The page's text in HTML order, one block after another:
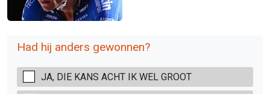
Had hij anders gewonnen?
JA, DIE KANS ACHT IK WEL GROOT